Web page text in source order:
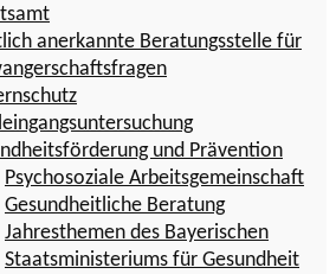
anerkannte Beratungsstelle für
und Prävention
Psychosoziale Arbeitsgemeinschaft
Gesundheitliche Beratung
Jahresthemen des Bayerischen
Staatsministeriums für Gesundheit